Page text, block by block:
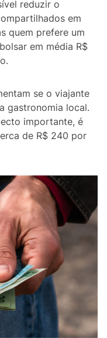
reduzir o
em
quem prefere um
em média R$
se o viajante
gastronomia local.
importante, é
de R$ 240 por